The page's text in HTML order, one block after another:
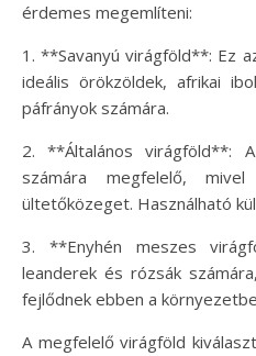
érdemes megemlíteni:
1. **Savanyú virágföld**: Ez
ideális örökzöldek, afrikai
páfrányok számára.
2. **Általános virágföld**:
számára megfelelő,
ültetőközeget. Használható
3. **Enyhén meszes
leanderek és rózsák
fejlődnek ebben a
A megfelelő virágföld